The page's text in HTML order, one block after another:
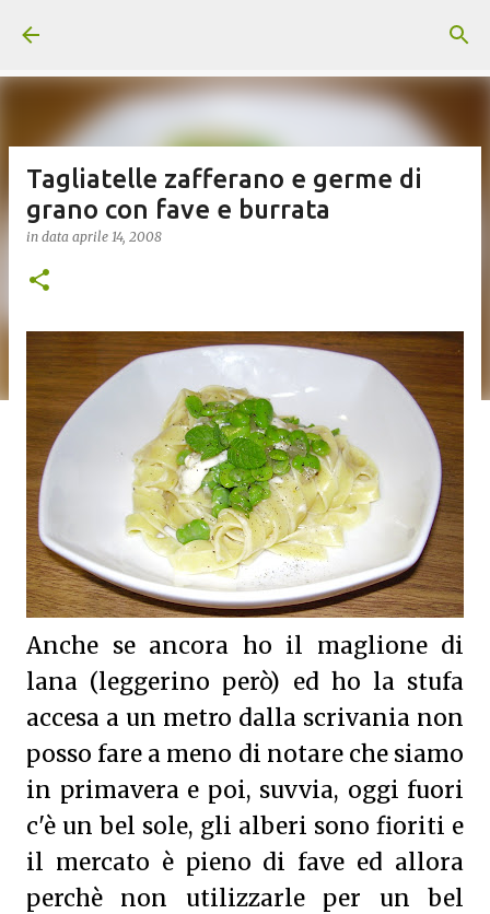
Tagliatelle zafferano e germe di
grano con fave e burrata
in data aprile 14, 2008
Anche se ancora ho il maglione di
lana (leggerino però) ed ho la stufa
accesa a un metro dalla scrivania non
posso fare a meno di notare che siamo
in primavera e poi, suvvia, oggi fuori
c'è un bel sole, gli alberi sono fioriti e
il mercato è pieno di fave ed allora
perchè non utilizzarle per un bel